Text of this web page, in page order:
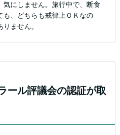
気にしません。旅行中で、断食
も、どちらも戒律上ＯＫなの
ません。
ール評議会の認証が取